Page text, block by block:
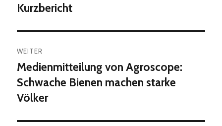
Beitrag:
Kurzbericht
WEITER
Nächster
Beitrag:
Medienmitteilung von Agroscope:
Schwache Bienen machen starke
Völker